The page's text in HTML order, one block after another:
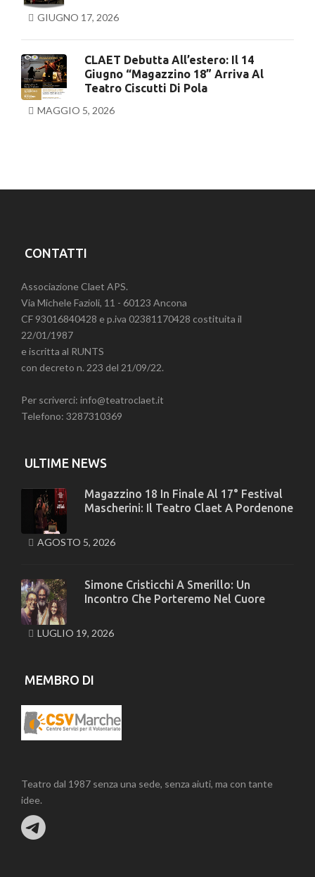
GIUGNO 17, 2026
CLAET Debutta All’estero: Il 14
Giugno “Magazzino 18” Arriva Al
Teatro Ciscutti Di Pola
MAGGIO 5, 2026
CONTATTI
Associazione Claet APS.
Via Michele Fazioli, 11 - 60123 Ancona
CF 93016840428 e p.iva 02381170428 costituita il
22/01/1987
e iscritta al RUNTS
con decreto n. 223 del 21/09/22.
Per scriverci: info@teatroclaet.it
Telefono: 3287310369
ULTIME NEWS
Magazzino 18 In Finale Al 17° Festival
Mascherini: Il Teatro Claet A Pordenone
AGOSTO 5, 2026
Simone Cristicchi A Smerillo: Un
Incontro Che Porteremo Nel Cuore
LUGLIO 19, 2026
MEMBRO DI
Teatro dal 1987 senza una sede, senza aiuti, ma con tante
idee.